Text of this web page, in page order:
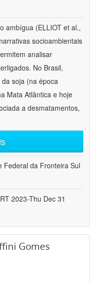
ambígua (ELLIOT et al.,
socioambientais
analisar
No Brasil,
soja (na época
Mata Atlântica e hoje
a desmatamentos,
Federal da Fronteira Sul
2023-Thu Dec 31
Gomes